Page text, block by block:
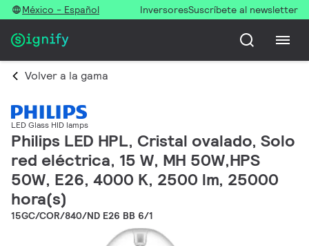
México - Español InversoresSuscríbete al newsletter
Volver a la gama
LED Glass HID lamps
Philips LED HPL, Cristal ovalado, Solo
red eléctrica, 15 W, MH 50W,HPS
50W, E26, 4000 K, 2500 lm, 25000
hora(s)
15GC/COR/840/ND E26 BB 6/1